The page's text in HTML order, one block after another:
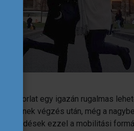
gyakorlat egy igazán rugalmas
végzés után, még a
kérdések ezzel a mobilitási